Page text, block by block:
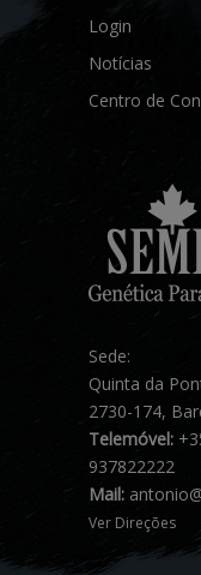
Login
Notícias
Centro de
Sede:
Quinta da
2730-174,
Telemóvel:
937822222
Mail:
Ver Direções